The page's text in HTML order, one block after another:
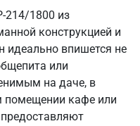
214/1800 из
конструкцией и
идеально впишется не
или
на даче, в
помещении кафе или